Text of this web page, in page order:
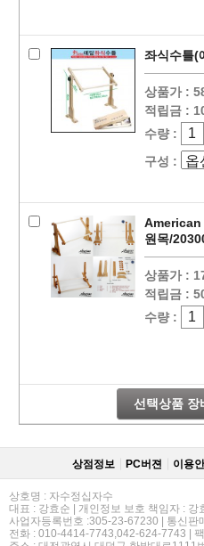
좌식수틀(
상품가 :
적립금 :
수량 :
구성 :
American
원목/
상품가 :
적립금 :
수량 :
선택상품 장
상점정보 PC버젼 이용
상호명 : 자수정십자수
대표 : 강효순 | 개인정보 보호 책임자 : 강
사업자등록번호 :305-23-67230 | 통신
전화 : 010-4414-7743,042-624-7743 |